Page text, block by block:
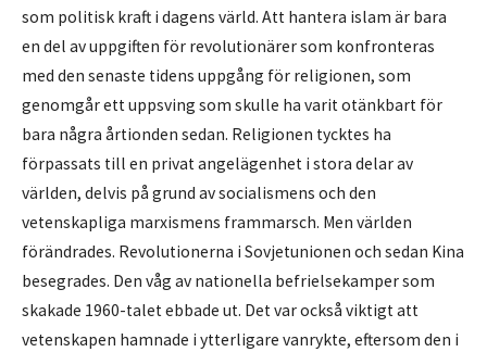
som politisk kraft i dagens värld. Att hantera islam är bara
en del av uppgiften för revolutionärer som konfronteras
med den senaste tidens uppgång för religionen, som
genomgår ett uppsving som skulle ha varit otänkbart för
bara några årtionden sedan. Religionen tycktes ha
förpassats till en privat angelägenhet i stora delar av
världen, delvis på grund av socialismens och den
vetenskapliga marxismens frammarsch. Men världen
förändrades. Revolutionerna i Sovjetunionen och sedan Kina
besegrades. Den våg av nationella befrielsekamper som
skakade 1960-talet ebbade ut. Det var också viktigt att
vetenskapen hamnade i ytterligare vanrykte, eftersom den i